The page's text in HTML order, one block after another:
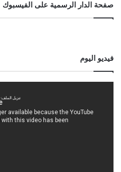
صفحة الدار الرسمية على الفيسبوك
فيديو اليوم
تنزيل الملف: https://www.youtube.com/watch?v=FJdj7tk_7jI&_=1